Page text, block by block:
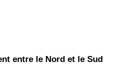
entre le Nord et le Sud